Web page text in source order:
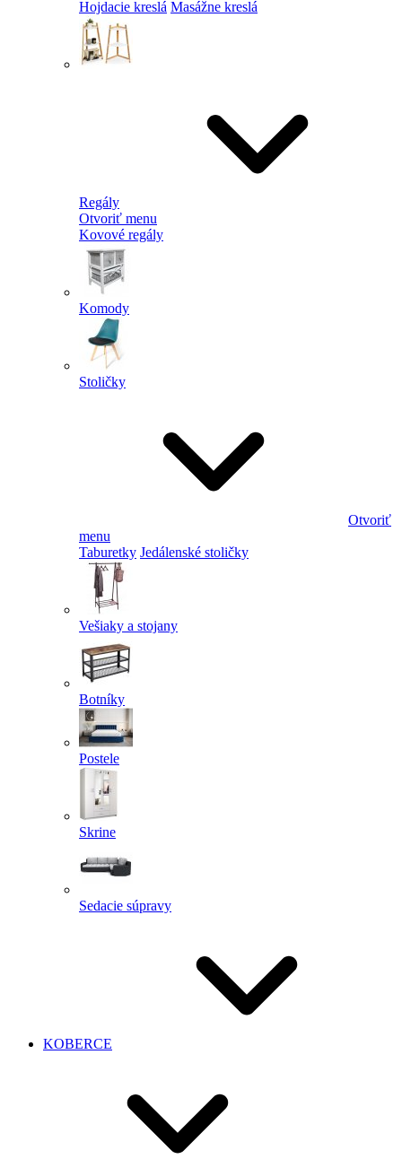
Hojdacie kreslá Masážne kreslá
Regály
Otvoriť menu
Kovové regály
Komody
Stoličky
Otvoriť
menu
Taburetky Jedálenské stoličky
Vešiaky a stojany
Botníky
Postele
Skrine
Sedacie súpravy
KOBERCE